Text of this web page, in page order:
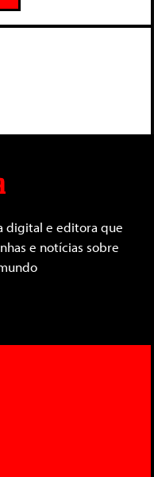
digital e editora que
e notícias sobre